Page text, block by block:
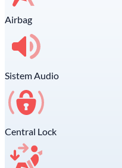
Airbag
Sistem Audio
Central Lock